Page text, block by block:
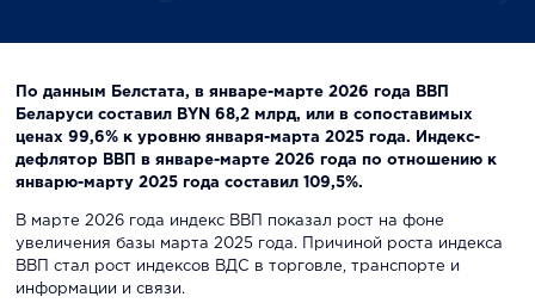
По данным Белстата, в январе-марте 2026 года ВВП
Беларуси составил BYN 68,2 млрд, или в сопоставимых
ценах 99,6% к уровню января-марта 2025 года. Индекс-
дефлятор
ВВП в январе-марте 2026 года по отношению к
январю-марту 2025 года составил 109,5%.
В марте 2026 года индекс ВВП показал рост на фоне
увеличения базы марта 2025 года. Причиной роста индекса
ВВП стал рост индексов ВДС в торговле, транспорте и
информации и связи.